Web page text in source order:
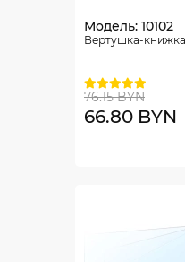
Модель: 10102
Вертушка-
76.15 BYN
66.80 BYN